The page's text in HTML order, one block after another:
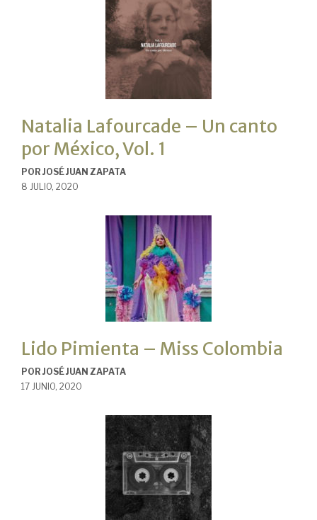
Natalia Lafourcade – Un canto
por México, Vol. 1
POR JOSÉ JUAN ZAPATA
8 JULIO, 2020
Lido Pimienta – Miss Colombia
POR JOSÉ JUAN ZAPATA
17 JUNIO, 2020